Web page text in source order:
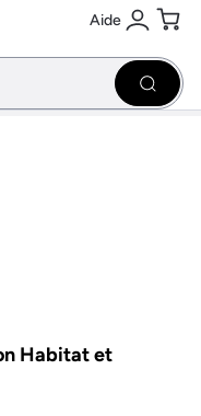
Aide
Se
Habitat et